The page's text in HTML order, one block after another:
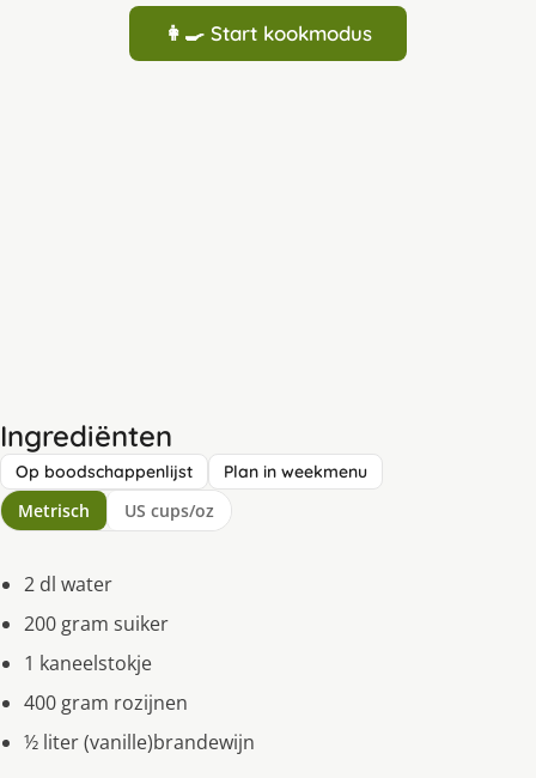
👩‍🍳 Start kookmodus
Ingrediënten
Op boodschappenlijst Plan in weekmenu
Metrisch US cups/oz
2 dl water
200 gram suiker
1 kaneelstokje
400 gram rozijnen
½ liter (vanille)brandewijn